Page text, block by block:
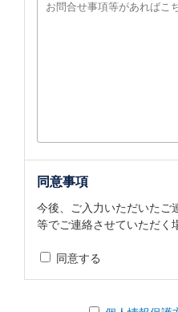
同意事項
今後、ご入力いただいたご
等でご連絡させていただく
同意する